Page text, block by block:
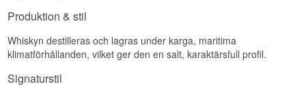
ABV: 47 %
Storlek: 50 CL
Edition: 2020
Produktion & stil
Whiskyn destilleras och lagras under karga, maritima
klimatförhållanden, vilket ger den en salt, karaktärsfull profil.
Signaturstil